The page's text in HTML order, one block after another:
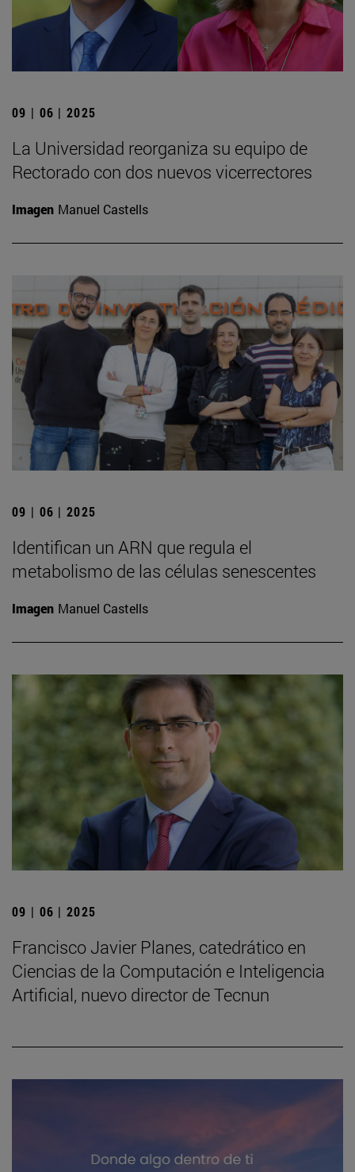
09 | 06 | 2025
La Universidad reorganiza su equipo de
Rectorado con dos nuevos vicerrectores
Imagen Manuel Castells
09 | 06 | 2025
Identifican un ARN que regula el
metabolismo de las células senescentes
Imagen Manuel Castells
09 | 06 | 2025
Francisco Javier Planes, catedrático en
Ciencias de la Computación e Inteligencia
Artificial, nuevo director de Tecnun